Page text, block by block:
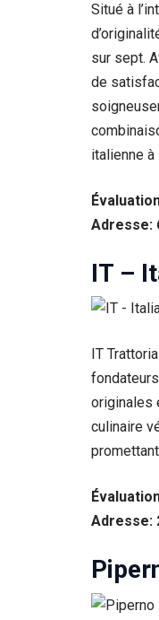
Situé à
sur sept.
de
italienne à
Adresse:
IT –
IT
originales
culinaire
Adresse: